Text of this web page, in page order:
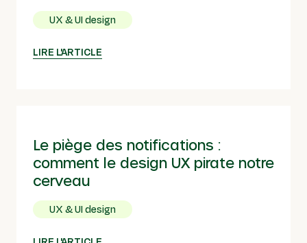
UX & UI design
LIRE L'ARTICLE
Le piège des notifications :
comment le design UX pirate notre
cerveau
UX & UI design